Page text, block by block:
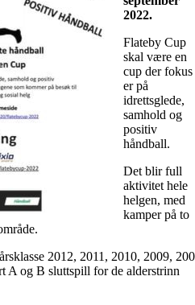
2022.
Flateby Cup
skal være en
cup der fokus
er på
idrettsglede,
samhold og
positiv
håndball.
Det blir full
aktivitet hele
helgen, med
kamper på to
2012, 2011, 2010, 2009,
A og B sluttspill for de alderstrinn